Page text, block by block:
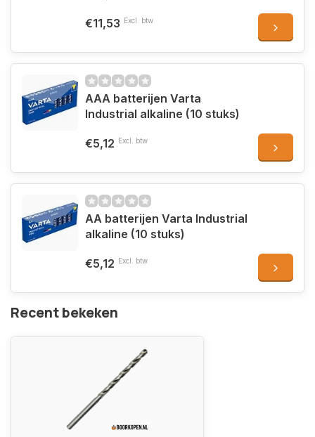
€11,53 Excl. btw
AAA batterijen Varta
Industrial alkaline (10 stuks)
€5,12 Excl. btw
AA batterijen Varta Industrial
alkaline (10 stuks)
€5,12 Excl. btw
Recent bekeken